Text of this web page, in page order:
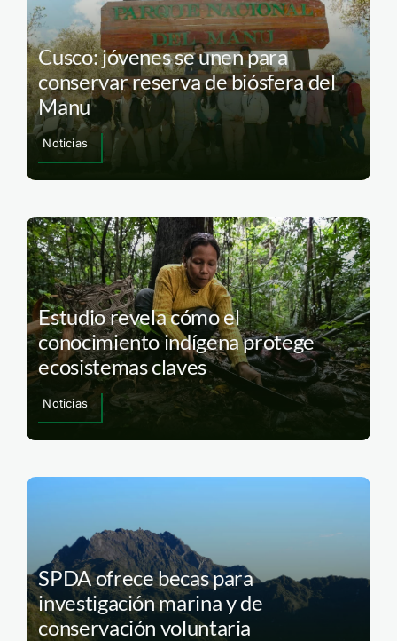
Cusco: jóvenes se unen para
conservar reserva de biósfera del
Manu
Noticias
Estudio revela cómo el
conocimiento indígena protege
ecosistemas claves
Noticias
SPDA ofrece becas para
investigación marina y de
conservación voluntaria